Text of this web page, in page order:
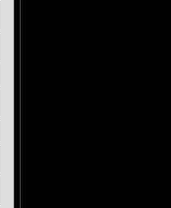
見苦:みぐる/しくない,＋めやすし(見
り(細やかなり) ①ひ:ひ/たすらだ,±
まなぶ/真似:まね/をする/②伝:つた/